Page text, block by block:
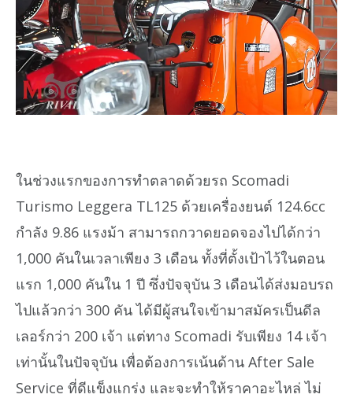
ในช่วงแรกของการทำตลาดด้วยรถ Scomadi
Turismo Leggera TL125 ด้วยเครื่องยนต์ 124.6cc
กำลัง 9.86 แรงม้า สามารถกวาดยอดจองไปได้กว่า
1,000 คันในเวลาเพียง 3 เดือน ทั้งที่ตั้งเป้าไว้ในตอน
แรก 1,000 คันใน 1 ปี ซึ่งปัจจุบัน 3 เดือนได้ส่งมอบรถ
ไปแล้วกว่า 300 คัน ได้มีผู้สนใจเข้ามาสมัครเป็นดีล
เลอร์กว่า 200 เจ้า แต่ทาง Scomadi รับเพียง 14 เจ้า
เท่านั้นในปัจจุบัน เพื่อต้องการเน้นด้าน After Sale
Service ที่ดีแข็งแกร่ง และจะทำให้ราคาอะไหล่ ไม่